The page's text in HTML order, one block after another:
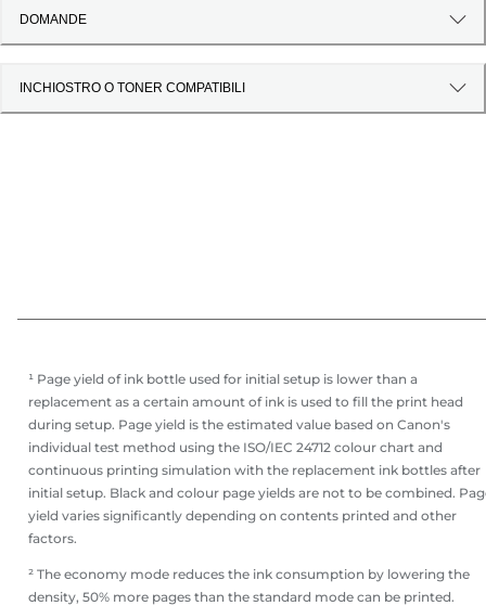
DOMANDE
INCHIOSTRO O TONER COMPATIBILI
¹ Page yield of ink bottle used for initial setup is lower than a
replacement as a certain amount of ink is used to fill the print head
during setup. Page yield is the estimated value based on Canon's
individual test method using the ISO/IEC 24712 colour chart and
continuous printing simulation with the replacement ink bottles after
initial setup. Black and colour page yields are not to be combined.
yield varies significantly depending on contents printed and other
factors.
² The economy mode reduces the ink consumption by lowering the
density, 50% more pages than the standard mode can be printed.